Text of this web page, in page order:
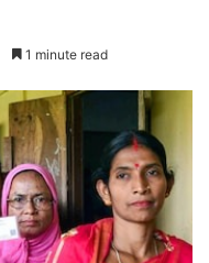
1 minute read